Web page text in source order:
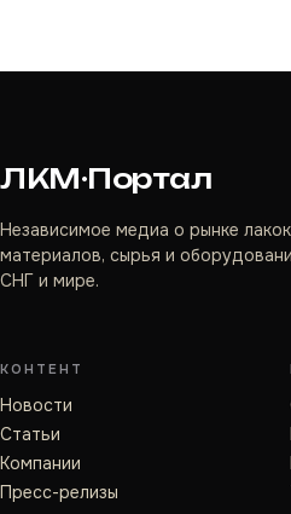
ЛКМ·Портал
Независимое медиа о рынке
материалов, сырья и
СНГ и мире.
КОНТЕНТ
Новости
Статьи
Компании
Пресс-релизы